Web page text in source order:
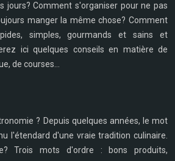
jours? Comment s'organiser pour ne pas
manger la même chose? Comment
simples, gourmands et sains et
ici quelques conseils en matière de
de courses...
? Depuis quelques années, le mot
l'étendard d'une vraie tradition culinaire.
Trois mots d'ordre : bons produits,